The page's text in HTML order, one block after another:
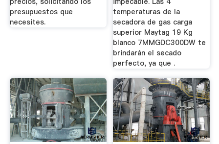
presupuestos que
necesites.
temperaturas de la
secadora de gas carga
superior Maytag 19 Kg
blanco 7MMGDC300DW te
brindarán el secado
perfecto, ya que .